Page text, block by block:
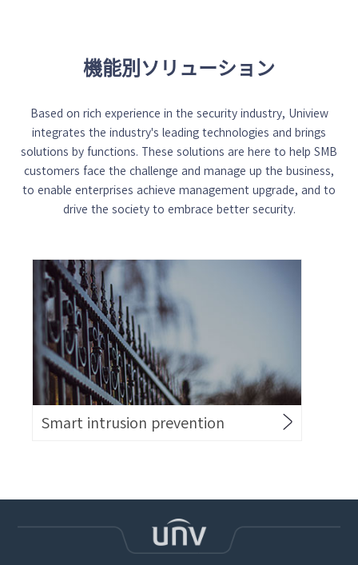
機能別ソリューション
Based on rich experience in the security industry, Uniview
integrates the industry's leading technologies and brings
solutions by functions. These solutions are here to help SMB
customers face the challenge and manage up the business,
to enable enterprises achieve management upgrade, and to
drive the society to embrace better security.
Smart intrusion prevention